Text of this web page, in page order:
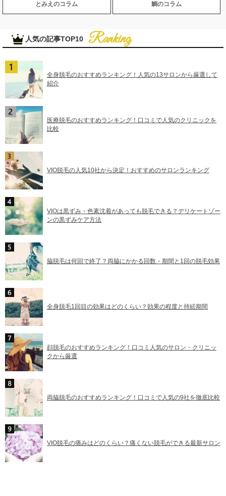
とみえのコラム 鯛のコラム
人気の記事TOP10
全身脱毛のおすすめランキング！人気の13サロンから厳選して
紹介
医療脱毛のおすすめランキング！口コミで人気のクリニックを
比較
VIO脱毛の人気10社から決定！おすすめのサロンランキング
VIOは黒ずみ・色素沈着があっても脱毛できる？デリケートゾー
ンの黒ずみケア方法
脇脱毛は何回で終了？両脇にかかる回数・期間と1回の脱毛効果
全身脱毛1回目の効果はどのくらい？効果の程度と持続期間
顔脱毛のおすすめランキング！口コミ人気のサロン・クリニッ
クから厳選
両脇脱毛のおすすめランキング！口コミで人気の9社を徹底比較
VIO脱毛の痛みはどのくらい？痛くない脱毛ができる最新サロン